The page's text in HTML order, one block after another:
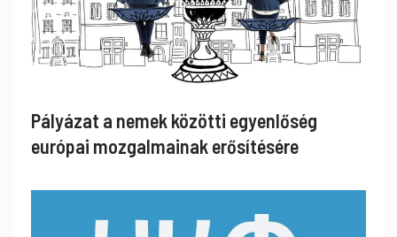
Pályázat a nemek közötti egyenlőség
európai mozgalmainak erősítésére